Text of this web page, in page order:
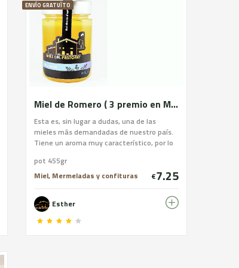
ENVÍO GRATUÏTO
Miel de Romero ( 3 premio en Mieladictos 2020 )
Esta es, sin lugar a dudas, una de las
mieles más demandadas de nuestro país.
Tiene un aroma muy característico, por lo
y un aroma inconfundibles. En Mels Cal
Pastoret recogemos esta miel entre Abril y
conseguir un producto de sabor suave que
en boca aumenta la intensidad de los
aromas, poco intensos y con tonos
pot 455gr
Miel, Mermeladas y confituras
€7.25
Esther